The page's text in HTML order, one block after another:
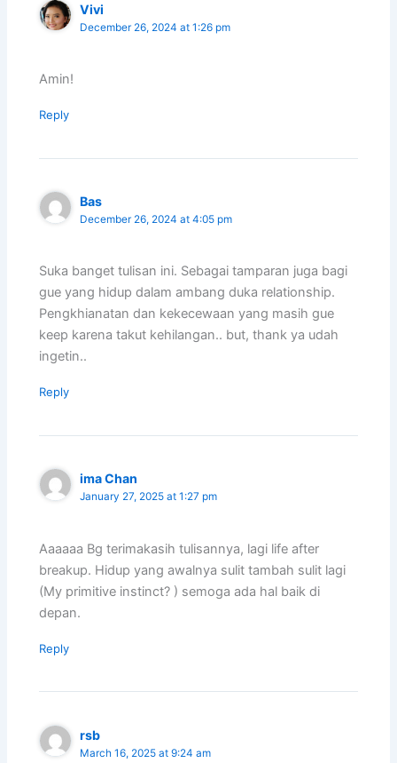
Vivi
December 26, 2024 at 1:26 pm
Amin!
Reply
Bas
December 26, 2024 at 4:05 pm
Suka banget tulisan ini. Sebagai tamparan juga bagi
gue yang hidup dalam ambang duka relationship.
Pengkhianatan dan kekecewaan yang masih gue
keep karena takut kehilangan.. but, thank ya udah
ingetin..
Reply
ima Chan
January 27, 2025 at 1:27 pm
Aaaaaa Bg terimakasih tulisannya, lagi life after
breakup. Hidup yang awalnya sulit tambah sulit lagi
(My primitive instinct? ) semoga ada hal baik di
depan.
Reply
rsb
March 16, 2025 at 9:24 am